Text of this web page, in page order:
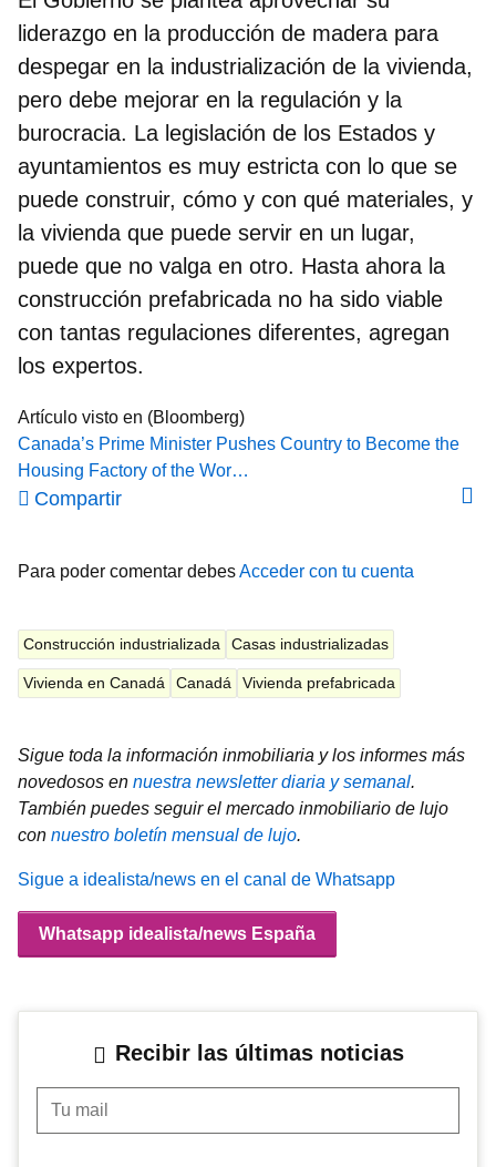
liderazgo en la producción de madera para
despegar en la industrialización de la vivienda,
pero debe mejorar en la regulación y la
burocracia. La legislación de los Estados y
ayuntamientos es muy estricta con lo que se
puede construir, cómo y con qué materiales, y
la vivienda que puede servir en un lugar,
puede que no valga en otro. Hasta ahora la
construcción prefabricada no ha sido viable
con tantas regulaciones diferentes, agregan
los expertos.
Artículo visto en (Bloomberg)
Canada’s Prime Minister Pushes Country to Become the
Housing Factory of the Wor…
Compartir
Para poder comentar debesAcceder con tu cuenta
Construcción industrializada Casas industrializadas
Vivienda en Canadá Canadá Vivienda prefabricada
Sigue toda la información inmobiliaria y los informes más
novedosos en nuestra newsletter diaria y semanal.
También puedes seguir el mercado inmobiliario de lujo
con nuestro boletín mensual de lujo.
Sigue a idealista/news en el canal de Whatsapp
Whatsapp idealista/news España
Recibir las últimas noticias
Tu mail